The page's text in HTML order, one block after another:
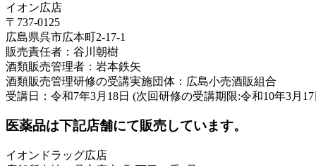
イオン広店
〒737-0125
広島県呉市広本町2-17-1
販売責任者：谷川朝樹
酒類販売管理者：岩本鉄矢
酒類販売管理研修の受講実施団体：広島小売酒販組合
受講日：令和7年3月18日 (次回研修の受講期限:令和10年3月
医薬品は下記店舗にて販売しています。
イオンドラッグ広店